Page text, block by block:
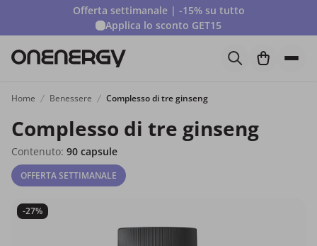
Offerta settimanale | -15% su tutto
Applica lo sconto GET15
Home Benessere Complesso di tre ginseng
Complesso di tre ginseng
Contenuto: 90 capsule
OFFERTA SETTIMANALE
-27%